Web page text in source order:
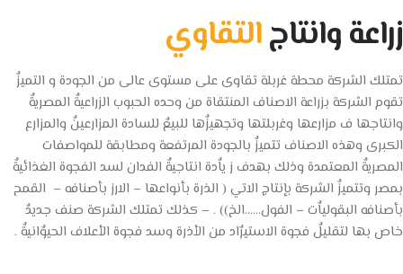
زراعة وانتاجالتقاوي
تمتلك الشركة محطة غربلة تقاوى على مستوى عالى من الجودة و التميزٌ
تقوم الشركة بزراعة الاصناف المنتقاة من وحده الحبوب الزراعيةٌ المصريةٌ
وانتاجها ف مزارعها وغربلتها وتجهيزٌها للبيعٌ للسادة المزارعينٌ والمزارع
الكبرى وهذه الاصناف تتميزٌ بالجودة المرتفعة ومطابقة للمواصفات
المصريةٌ المعتمدة وذلك بهدف ز ياٌدة انتاجيةٌ الفدان لسد الفجوة الغذائيةٌ
بمصر وتتميزٌ الشركة بإنتاج الاتي ( الذرة بأنواعها – الارز بأصنافه – القمح
بأصنافه البقولياٌت – الفول……الخ)) . – كذلك تمتلك الشركة صنف جديدٌ
خاص بها لتقليلٌ فجوة الاستيرٌاد من الأذرة وسد فجوة الأعلاف الحيوٌانيةٌ .